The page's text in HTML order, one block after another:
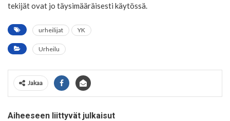
tekijät ovat jo täysimääräisesti käytössä.
urheilijat YK
Urheilu
Jakaa
Aiheeseen liittyvät julkaisut